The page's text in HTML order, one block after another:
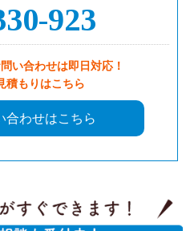
923
い合わせは即日対応！
積もりはこちら
合わせはこちら